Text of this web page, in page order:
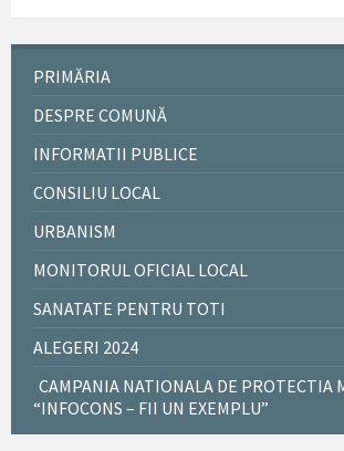
PRIMĂRIA
DESPRE COMUNĂ
INFORMATII PUBLICE
CONSILIU LOCAL
URBANISM
MONITORUL OFICIAL LOCAL
SANATATE PENTRU TOTI
ALEGERI 2024
CAMPANIA NATIONALA DE PROTECTIA
“INFOCONS – FII UN EXEMPLU”